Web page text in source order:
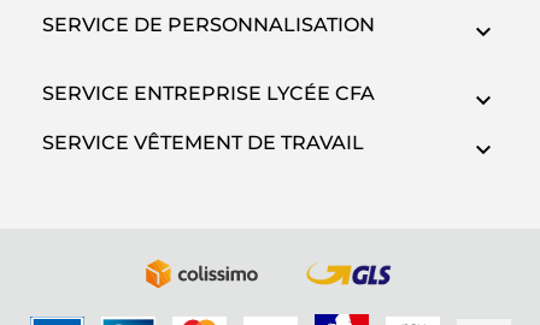
SERVICE DE PERSONNALISATION
SERVICE ENTREPRISE LYCÉE CFA
SERVICE VÊTEMENT DE TRAVAIL